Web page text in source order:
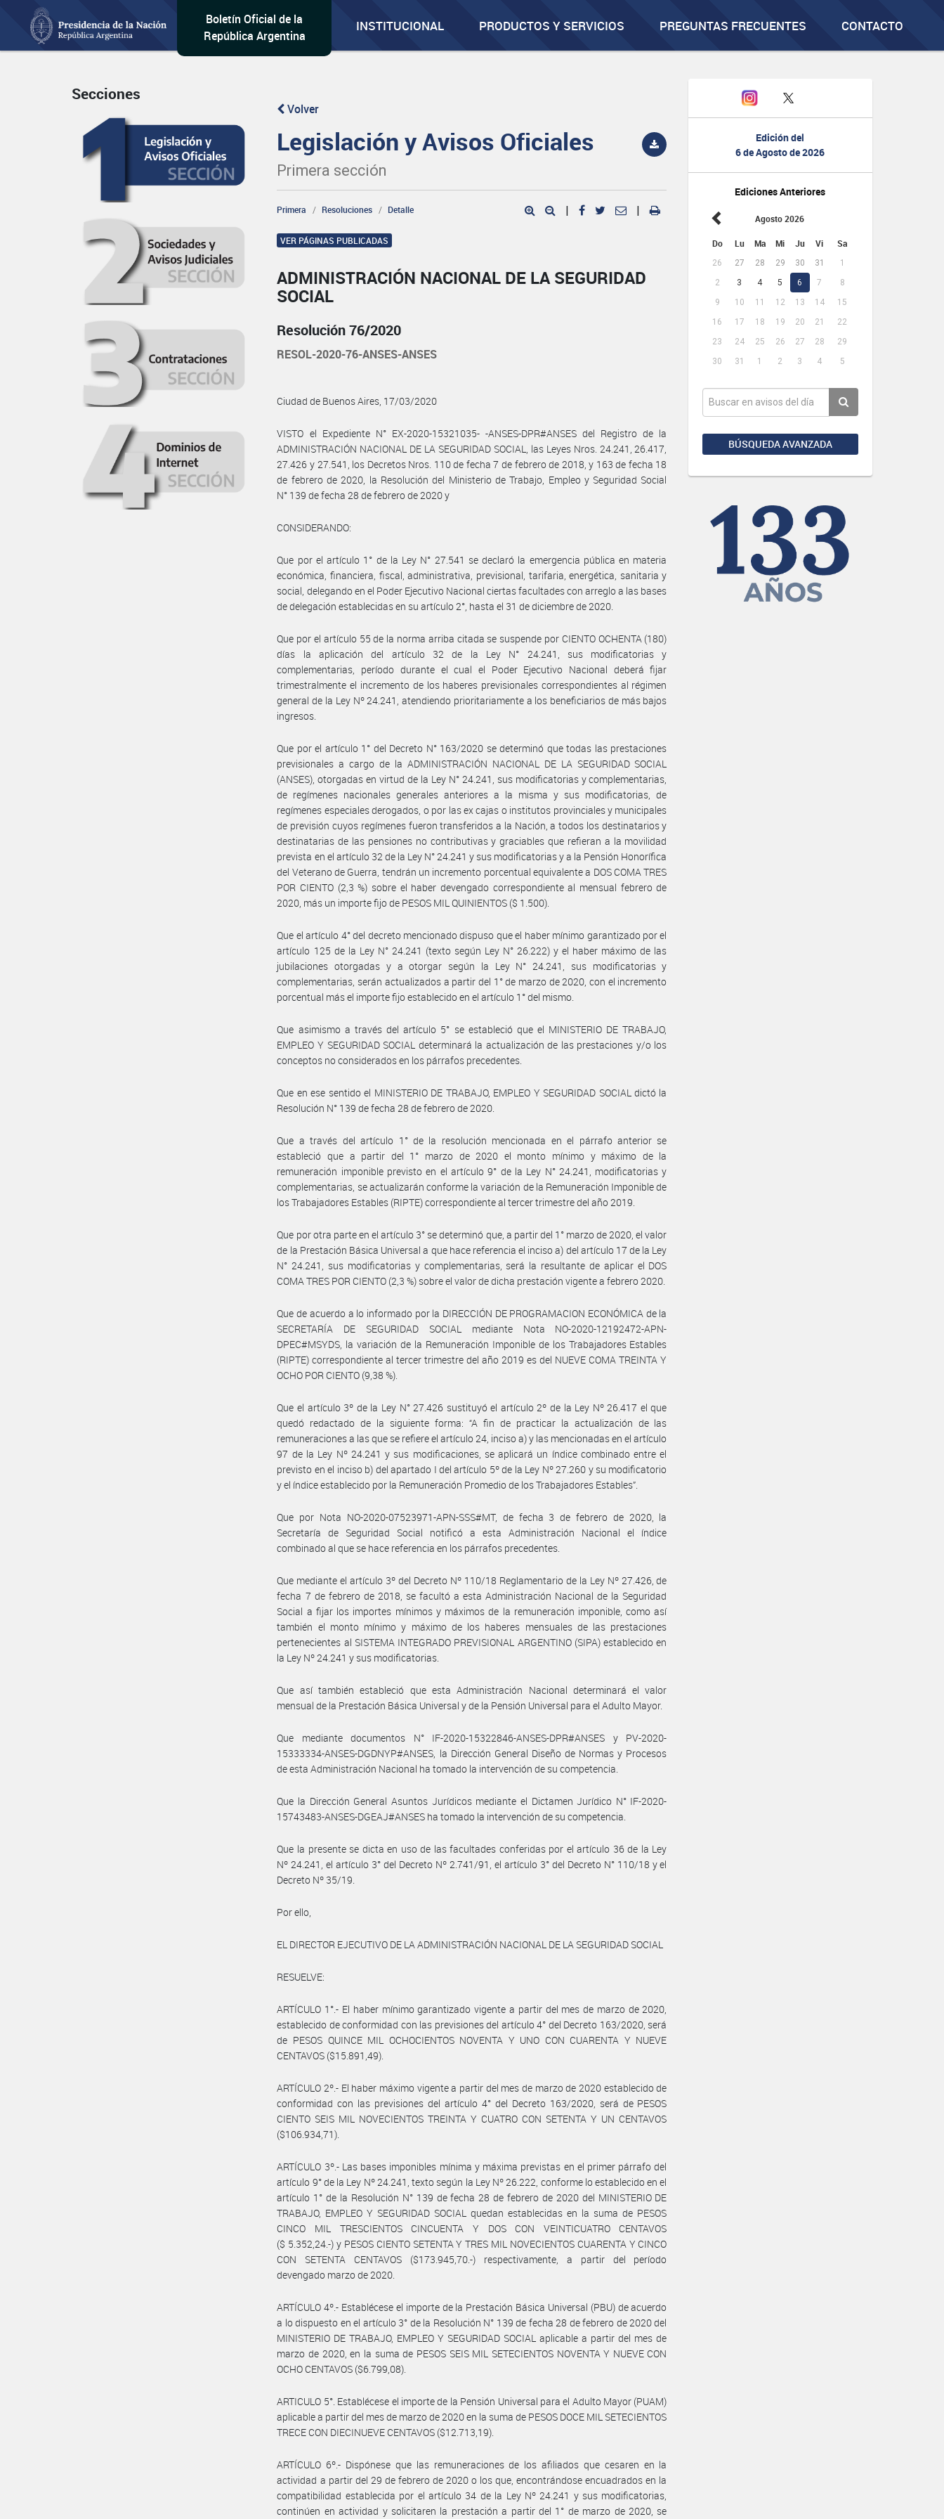
Boletín Oficial de la
República Argentina
INSTITUCIONAL PRODUCTOS Y SERVICIOS PREGUNTAS FRECUENTES CONTACTO
Edición del
6 de Agosto de 2026
Ediciones Anteriores
Agosto 2026
Do Lu Ma Mi Ju Vi Sa
26 27 28 29 30 31
1
2
3 4 5 6 7
8
9
10 11 12 13 14
15
16
17 18 19 20 21
22
23
24 25 26 27 28
29
30
31 1 2 3 4 5
BÚSQUEDA AVANZADA
Secciones
Volver
Legislación y Avisos Oficiales
Primera sección
Primera Resoluciones Detalle | |
VER PÁGINAS PUBLICADAS
ADMINISTRACIÓN NACIONAL DE LA SEGURIDAD
SOCIAL
Resolución 76/2020
RESOL-2020-76-ANSES-ANSES
Ciudad de Buenos Aires, 17/03/2020
VISTO el Expediente N° EX-2020-15321035- -ANSES-DPR#ANSES del Registro de la
ADMINISTRACIÓN NACIONAL DE LA SEGURIDAD SOCIAL, las Leyes Nros. 24.241, 26.417,
27.426 y 27.541, los Decretos Nros. 110 de fecha 7 de febrero de 2018, y 163 de fecha 18
de febrero de 2020, la Resolución del Ministerio de Trabajo, Empleo y Seguridad Social
N° 139 de fecha 28 de febrero de 2020 y
CONSIDERANDO:
Que por el artículo 1° de la Ley N° 27.541 se declaró la emergencia pública en materia
económica, financiera, fiscal, administrativa, previsional, tarifaria, energética, sanitaria y
social, delegando en el Poder Ejecutivo Nacional ciertas facultades con arreglo a las bases
de delegación establecidas en su artículo 2°, hasta el 31 de diciembre de 2020.
Que por el artículo 55 de la norma arriba citada se suspende por CIENTO OCHENTA (180)
días la aplicación del artículo 32 de la Ley N° 24.241, sus modificatorias y
complementarias, período durante el cual el Poder Ejecutivo Nacional deberá fijar
trimestralmente el incremento de los haberes previsionales correspondientes al régimen
general de la Ley Nº 24.241, atendiendo prioritariamente a los beneficiarios de más bajos
ingresos.
Que por el artículo 1° del Decreto N° 163/2020 se determinó que todas las prestaciones
previsionales a cargo de la ADMINISTRACIÓN NACIONAL DE LA SEGURIDAD SOCIAL
(ANSES), otorgadas en virtud de la Ley N° 24.241, sus modificatorias y complementarias,
de regímenes nacionales generales anteriores a la misma y sus modificatorias, de
regímenes especiales derogados, o por las ex cajas o institutos provinciales y municipales
de previsión cuyos regímenes fueron transferidos a la Nación, a todos los destinatarios y
destinatarias de las pensiones no contributivas y graciables que refieran a la movilidad
prevista en el artículo 32 de la Ley N° 24.241 y sus modificatorias y a la Pensión Honorífica
del Veterano de Guerra, tendrán un incremento porcentual equivalente a DOS COMA TRES
POR CIENTO (2,3 %) sobre el haber devengado correspondiente al mensual febrero de
2020, más un importe fijo de PESOS MIL QUINIENTOS ($ 1.500).
Que el artículo 4° del decreto mencionado dispuso que el haber mínimo garantizado por el
artículo 125 de la Ley N° 24.241 (texto según Ley N° 26.222) y el haber máximo de las
jubilaciones otorgadas y a otorgar según la Ley N° 24.241, sus modificatorias y
complementarias, serán actualizados a partir del 1° de marzo de 2020, con el incremento
porcentual más el importe fijo establecido en el artículo 1° del mismo.
Que asimismo a través del artículo 5° se estableció que el MINISTERIO DE TRABAJO,
EMPLEO Y SEGURIDAD SOCIAL determinará la actualización de las prestaciones y/o los
conceptos no considerados en los párrafos precedentes.
Que en ese sentido el MINISTERIO DE TRABAJO, EMPLEO Y SEGURIDAD SOCIAL dictó la
Resolución N° 139 de fecha 28 de febrero de 2020.
Que a través del artículo 1° de la resolución mencionada en el párrafo anterior se
estableció que a partir del 1° marzo de 2020 el monto mínimo y máximo de la
remuneración imponible previsto en el artículo 9° de la Ley N° 24.241, modificatorias y
complementarias, se actualizarán conforme la variación de la Remuneración Imponible de
los Trabajadores Estables (RIPTE) correspondiente al tercer trimestre del año 2019.
Que por otra parte en el artículo 3° se determinó que, a partir del 1° marzo de 2020, el valor
de la Prestación Básica Universal a que hace referencia el inciso a) del artículo 17 de la Ley
N° 24.241, sus modificatorias y complementarias, será la resultante de aplicar el DOS
COMA TRES POR CIENTO (2,3 %) sobre el valor de dicha prestación vigente a febrero 2020.
Que de acuerdo a lo informado por la DIRECCIÓN DE PROGRAMACION ECONÓMICA de la
SECRETARÍA DE SEGURIDAD SOCIAL mediante Nota NO-2020-12192472-APN-
DPEC#MSYDS, la variación de la Remuneración Imponible de los Trabajadores Estables
(RIPTE) correspondiente al tercer trimestre del año 2019 es del NUEVE COMA TREINTA Y
OCHO POR CIENTO (9,38 %).
Que el artículo 3º de la Ley N° 27.426 sustituyó el artículo 2º de la Ley Nº 26.417 el que
quedó redactado de la siguiente forma: “A fin de practicar la actualización de las
remuneraciones a las que se refiere el artículo 24, inciso a) y las mencionadas en el artículo
97 de la Ley Nº 24.241 y sus modificaciones, se aplicará un índice combinado entre el
previsto en el inciso b) del apartado I del artículo 5º de la Ley Nº 27.260 y su modificatorio
y el índice establecido por la Remuneración Promedio de los Trabajadores Estables”.
Que por Nota NO-2020-07523971-APN-SSS#MT, de fecha 3 de febrero de 2020, la
Secretaría de Seguridad Social notificó a esta Administración Nacional el índice
combinado al que se hace referencia en los párrafos precedentes.
Que mediante el artículo 3º del Decreto Nº 110/18 Reglamentario de la Ley Nº 27.426, de
fecha 7 de febrero de 2018, se facultó a esta Administración Nacional de la Seguridad
Social a fijar los importes mínimos y máximos de la remuneración imponible, como así
también el monto mínimo y máximo de los haberes mensuales de las prestaciones
pertenecientes al SISTEMA INTEGRADO PREVISIONAL ARGENTINO (SIPA) establecido en
la Ley Nº 24.241 y sus modificatorias.
Que así también estableció que esta Administración Nacional determinará el valor
mensual de la Prestación Básica Universal y de la Pensión Universal para el Adulto Mayor.
Que mediante documentos N° IF-2020-15322846-ANSES-DPR#ANSES y PV-2020-
15333334-ANSES-DGDNYP#ANSES, la Dirección General Diseño de Normas y Procesos
de esta Administración Nacional ha tomado la intervención de su competencia.
Que la Dirección General Asuntos Jurídicos mediante el Dictamen Jurídico N° IF-2020-
15743483-ANSES-DGEAJ#ANSES ha tomado la intervención de su competencia.
Que la presente se dicta en uso de las facultades conferidas por el artículo 36 de la Ley
Nº 24.241, el artículo 3° del Decreto Nº 2.741/91, el artículo 3° del Decreto N° 110/18 y el
Decreto Nº 35/19.
Por ello,
EL DIRECTOR EJECUTIVO DE LA ADMINISTRACIÓN NACIONAL DE LA SEGURIDAD SOCIAL
RESUELVE:
ARTÍCULO 1°.- El haber mínimo garantizado vigente a partir del mes de marzo de 2020,
establecido de conformidad con las previsiones del artículo 4° del Decreto 163/2020, será
de PESOS QUINCE MIL OCHOCIENTOS NOVENTA Y UNO CON CUARENTA Y NUEVE
CENTAVOS ($15.891,49).
ARTÍCULO 2º.- El haber máximo vigente a partir del mes de marzo de 2020 establecido de
conformidad con las previsiones del artículo 4° del Decreto 163/2020, será de PESOS
CIENTO SEIS MIL NOVECIENTOS TREINTA Y CUATRO CON SETENTA Y UN CENTAVOS
($106.934,71).
ARTÍCULO 3º.- Las bases imponibles mínima y máxima previstas en el primer párrafo del
artículo 9° de la Ley Nº 24.241, texto según la Ley Nº 26.222, conforme lo establecido en el
artículo 1° de la Resolución N° 139 de fecha 28 de febrero de 2020 del MINISTERIO DE
TRABAJO, EMPLEO Y SEGURIDAD SOCIAL quedan establecidas en la suma de PESOS
CINCO MIL TRESCIENTOS CINCUENTA Y DOS CON VEINTICUATRO CENTAVOS
($ 5.352,24.-) y PESOS CIENTO SETENTA Y TRES MIL NOVECIENTOS CUARENTA Y CINCO
CON SETENTA CENTAVOS ($173.945,70.-) respectivamente, a partir del período
devengado marzo de 2020.
ARTÍCULO 4º.- Establécese el importe de la Prestación Básica Universal (PBU) de acuerdo
a lo dispuesto en el artículo 3° de la Resolución N° 139 de fecha 28 de febrero de 2020 del
MINISTERIO DE TRABAJO, EMPLEO Y SEGURIDAD SOCIAL aplicable a partir del mes de
marzo de 2020, en la suma de PESOS SEIS MIL SETECIENTOS NOVENTA Y NUEVE CON
OCHO CENTAVOS ($6.799,08).
ARTICULO 5°. Establécese el importe de la Pensión Universal para el Adulto Mayor (PUAM)
aplicable a partir del mes de marzo de 2020 en la suma de PESOS DOCE MIL SETECIENTOS
TRECE CON DIECINUEVE CENTAVOS ($12.713,19).
ARTÍCULO 6º.- Dispónese que las remuneraciones de los afiliados que cesaren en la
actividad a partir del 29 de febrero de 2020 o los que, encontrándose encuadrados en la
compatibilidad establecida por el artículo 34 de la Ley Nº 24.241 y sus modificatorias,
continúen en actividad y solicitaren la prestación a partir del 1° de marzo de 2020, se